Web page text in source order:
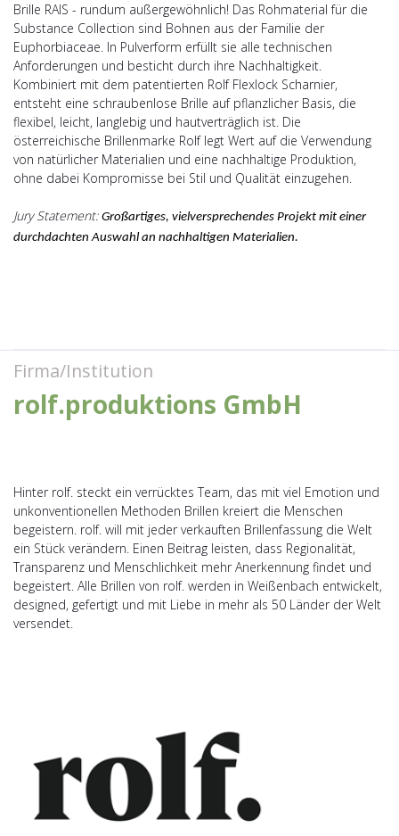
Brille RAIS - rundum außergewöhnlich! Das Rohmaterial für die
Substance Collection sind Bohnen aus der Familie der
Euphorbiaceae. In Pulverform erfüllt sie alle technischen
Anforderungen und besticht durch ihre Nachhaltigkeit.
Kombiniert mit dem patentierten Rolf Flexlock Scharnier,
entsteht eine schraubenlose Brille auf pflanzlicher Basis, die
flexibel, leicht, langlebig und hautverträglich ist. Die
österreichische Brillenmarke Rolf legt Wert auf die Verwendung
von natürlicher Materialien und eine nachhaltige Produktion,
ohne dabei Kompromisse bei Stil und Qualität einzugehen.
Jury Statement: Großartiges, vielversprechendes Projekt mit einer
durchdachten Auswahl an nachhaltigen Materialien.
Firma/Institution
rolf.produktions GmbH
Hinter rolf. steckt ein verrücktes Team, das mit viel Emotion und
unkonventionellen Methoden Brillen kreiert die Menschen
begeistern. rolf. will mit jeder verkauften Brillenfassung die Welt
ein Stück verändern. Einen Beitrag leisten, dass Regionalität,
Transparenz und Menschlichkeit mehr Anerkennung findet und
begeistert. Alle Brillen von rolf. werden in Weißenbach entwickelt,
designed, gefertigt und mit Liebe in mehr als 50 Länder der Welt
versendet.